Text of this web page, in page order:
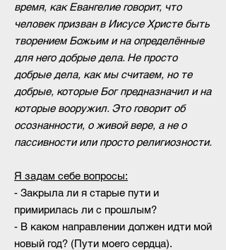
время, как Евангелие говорит, что
человек призван в Иисусе Христе быть
творением Божьим и на определённые
для него добрые дела. Не просто
добрые дела, как мы считаем, но те
добрые, которые Бог предназначил и на
которые вооружил. Это говорит об
осознанности, о живой вере, а не о
пассивности или просто религиозности.
Я задам себе вопросы:
- Закрыла ли я старые пути и
примирилась ли с прошлым?
- В каком направлении должен идти мой
новый год? (Пути моего сердца).